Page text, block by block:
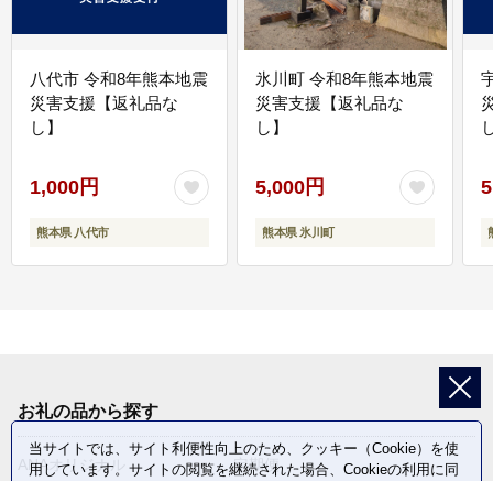
八代市 令和8年熊本地震
災害支援【返礼品な
し】
1,000円
熊本県 八代市
氷川町 令和8年熊本地震
災害支援【返礼品な
し】
5,000円
熊本県 氷川町
お礼の品から探す
ANAオリジナル
定期便
当サイトでは、サイト利便性向上のため、クッキー（Cookie）を使
用しています。サイトの閲覧を継続された場合、Cookieの利用に同